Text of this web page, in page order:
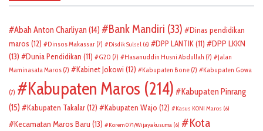
Abah Anton Charliyan (14) Bank Mandiri (33)
Dinas pendidikan
maros (12) Dinsos Makassar (7) Disdik Sulsel (6) DPP LANTIK(11)
DPP LKKN
(13)
Dunia Pendidikan (11) G20 (7) Hasanuddin Husni Abdullah (7)
Jalan
Maminasata Maros (7) Kabinet Jokowi (12) Kabupaten Bone (7) Kabupaten Gowa
(7) Kabupaten Maros (214)
Kabupaten Pinrang
(15)
Kabupaten Takalar(12) Kabupaten Wajo (12) Kasus KONI Maros (6)
Kecamatan Maros Baru (13) Korem 071/Wijayakusuma (6)
Kota